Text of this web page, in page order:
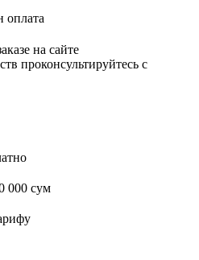
оплата
на сайте
проконсультируйтесь с
000 сум